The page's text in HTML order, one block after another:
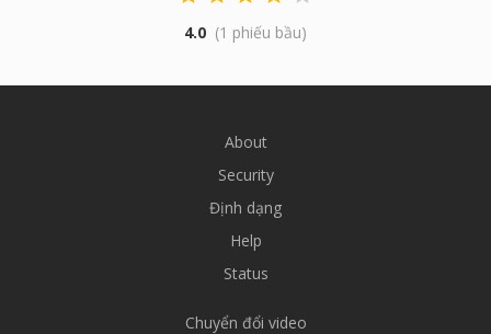
4.0 (1 phiếu bầu)
About
Security
Định dạng
Help
Status
Chuyển đổi video